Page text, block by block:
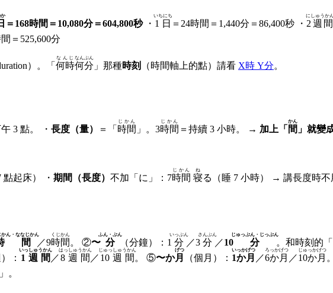
か
＝168時間＝10,080分＝604,800秒・ 1日
いちにち
＝24時間＝1,440分＝86,400秒 ・ 2週間
にしゅうかん
＝525,600分
）。「 何時
なんじ
何分
なんぷん
」那種時刻 （時間軸上的點）請看 X時 Y分。
3 點。 ・ 長度（量） ＝「 時間
じかん
」。3時間
じかん
＝持續 3 小時。 → 加上「 間
かん
」就變
點起床） ・ 期間（長度） 不加「に」：7時間
じかん
寝
ね
る（睡 7 小時） → 講長度時不
間
かん・ななじかん
／9時間
くじかん
。 ②〜 分
ふん・ぷん
（分鐘）：1 分
いっぷん
／3 分
さんぷん
／10 分
じゅっぷん・じっぷん
。和時刻的
： 1週間
いっしゅうかん
／8週間
はっしゅうかん
／ 10週間
じゅっしゅうかん
。 ⑤〜か月
げつ
（個月）： 1か月
いっかげつ
／6か月
ろっかげつ
／10か月
じゅっかげつ
」。